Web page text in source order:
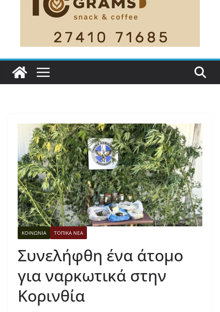
ΚΟΙΝΩΝΙΑ ΤΟΠΙΚΑ ΝΕΑ
Συνελήφθη ένα άτομο
για ναρκωτικά στην
Κορινθία